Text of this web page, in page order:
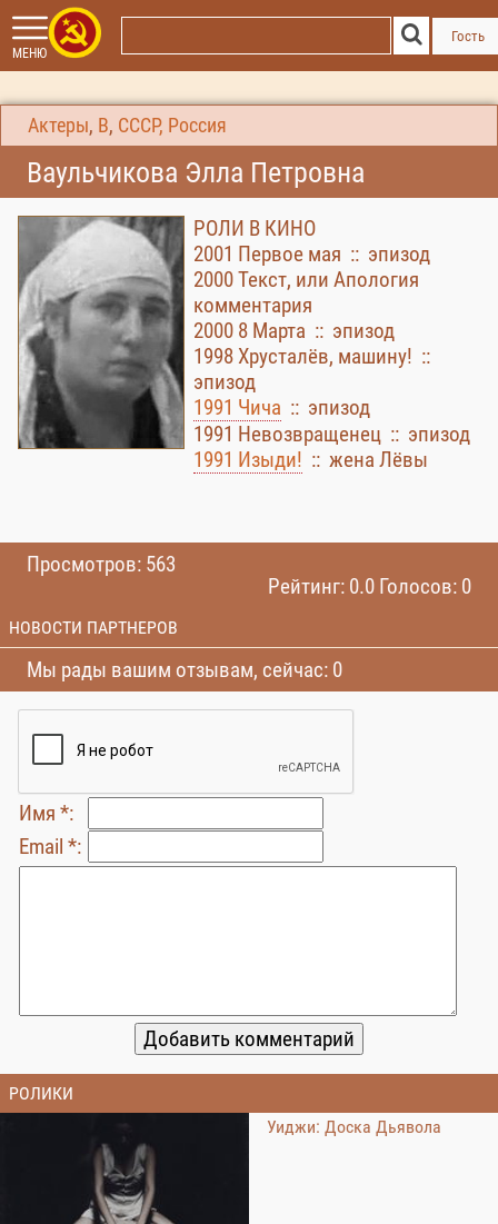
МЕНЮ
Гость
Актеры, В, СССР, Россия
Ваульчикова Элла Петровна
РОЛИ В КИНО
2001 Первое мая :: эпизод
2000 Текст, или Апология
комментария
2000 8 Марта :: эпизод
1998 Хрусталёв, машину! ::
эпизод
1991 Чича :: эпизод
1991 Невозвращенец :: эпизод
1991 Изыди! :: жена Лёвы
Просмотров: 563
Рейтинг: 0.0 Голосов: 0
НОВОСТИ ПАРТНЕРОВ
Мы рады вашим отзывам, сейчас: 0
Имя *:
Email *:
РОЛИКИ
Уиджи: Доска Дьявола